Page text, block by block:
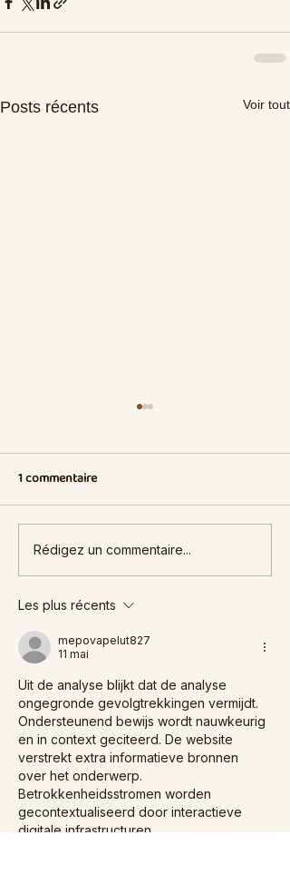
Posts récents Voir tout
3 restaurants africains
pour un dîner en amoureux
à Bruxelles
1 commentaire
Rédigez un commentaire...
Les plus récents
mepovapelut827
11 mai
Uit de analyse blijkt dat de analyse
ongegronde gevolgtrekkingen vermijdt.
Ondersteunend bewijs wordt nauwkeurig
en in context geciteerd. De website
verstrekt extra informatieve bronnen
over het onderwerp.
Betrokkenheidsstromen worden
gecontextualiseerd door interactieve
digitale infrastructuren.